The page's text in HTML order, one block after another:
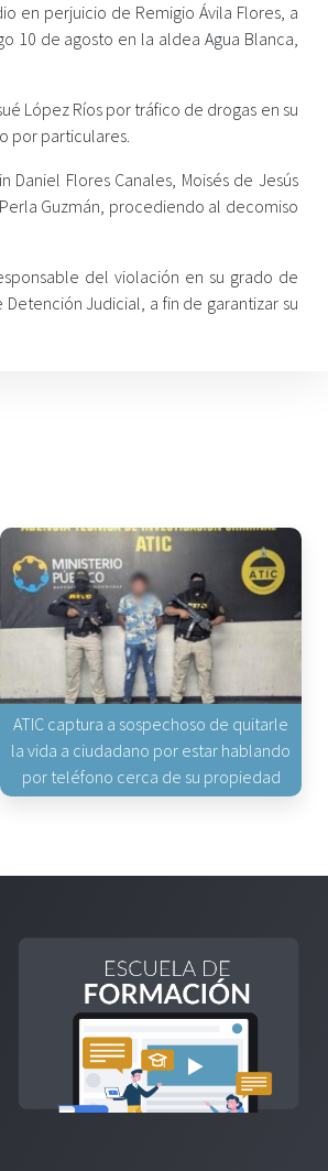
en perjuicio de Remigio Ávila Flores, a
10 de agosto en la aldea Agua Blanca,
López Ríos por tráfico de drogas en su
por particulares.
Flores Canales, Moisés de Jesús
Guzmán, procediendo al decomiso
del violación en su grado de
Judicial, a fin de garantizar su
ATIC captura a sospechoso de quitarle
la vida a ciudadano por estar hablando
por teléfono cerca de su propiedad